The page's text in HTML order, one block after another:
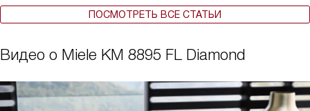
ПОСМОТРЕТЬ ВСЕ СТАТЬИ
Видео о Miele KM 8895 FL Diamond